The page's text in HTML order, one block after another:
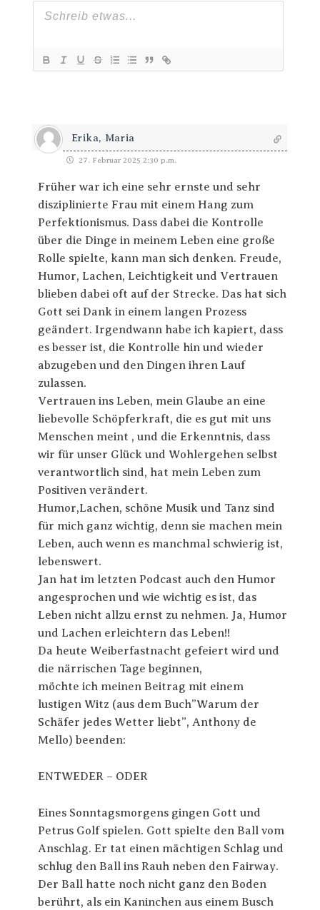
Erika, Maria
27. Februar 2025 2:30 p.m.
Früher war ich eine sehr ernste und sehr
disziplinierte Frau mit einem Hang zum
Perfektionismus. Dass dabei die Kontrolle
über die Dinge in meinem Leben eine große
Rolle spielte, kann man sich denken. Freude,
Humor, Lachen, Leichtigkeit und Vertrauen
blieben dabei oft auf der Strecke. Das hat sich
Gott sei Dank in einem langen Prozess
geändert. Irgendwann habe ich kapiert, dass
es besser ist, die Kontrolle hin und wieder
abzugeben und den Dingen ihren Lauf
zulassen.
Vertrauen ins Leben, mein Glaube an eine
liebevolle Schöpferkraft, die es gut mit uns
Menschen meint , und die Erkenntnis, dass
wir für unser Glück und Wohlergehen selbst
verantwortlich sind, hat mein Leben zum
Positiven verändert.
Humor,Lachen, schöne Musik und Tanz sind
für mich ganz wichtig, denn sie machen mein
Leben, auch wenn es manchmal schwierig ist,
lebenswert.
Jan hat im letzten Podcast auch den Humor
angesprochen und wie wichtig es ist, das
Leben nicht allzu ernst zu nehmen. Ja, Humor
und Lachen erleichtern das Leben!!
Da heute Weiberfastnacht gefeiert wird und
die närrischen Tage beginnen,
möchte ich meinen Beitrag mit einem
lustigen Witz (aus dem Buch”Warum der
Schäfer jedes Wetter liebt”, Anthony de
Mello) beenden:
ENTWEDER – ODER
Eines Sonntagsmorgens gingen Gott und
Petrus Golf spielen. Gott spielte den Ball vom
Anschlag. Er tat einen mächtigen Schlag und
schlug den Ball ins Rauh neben den Fairway.
Der Ball hatte noch nicht ganz den Boden
berührt, als ein Kaninchen aus einem Busch